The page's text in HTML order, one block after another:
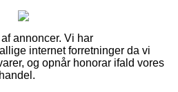
annoncer. Vi har
internet forretninger da vi
og opnår honorar ifald vores